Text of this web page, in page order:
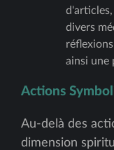
divers
ainsi une
Actions
Au-delà des
dimension